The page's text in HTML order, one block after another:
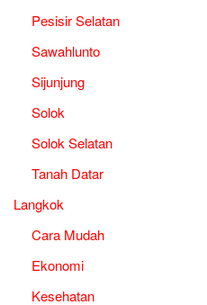
Pesisir Selatan
Sawahlunto
Sijunjung
Solok
Solok Selatan
Tanah Datar
Langkok
Cara Mudah
Ekonomi
Kesehatan